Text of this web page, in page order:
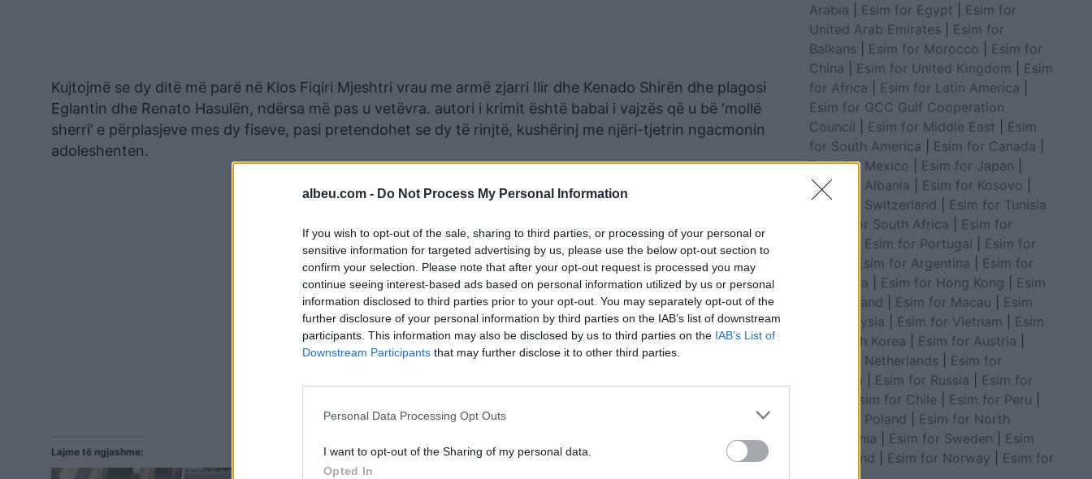
albeu.com - Do Not Process My Personal Information
If you wish to opt-out of the sale, sharing to third parties, or processing of your personal or
sensitive information for targeted advertising by us, please use the below opt-out section to
confirm your selection. Please note that after your opt-out request is processed you may
continue seeing interest-based ads based on personal information utilized by us or personal
information disclosed to third parties prior to your opt-out. You may separately opt-out of the
further disclosure of your personal information by third parties on the IAB’s list of downstream
participants. This information may also be disclosed by us to third parties on the IAB’s List of
Downstream Participants that may further disclose it to other third parties.
Personal Data Processing Opt Outs
I want to opt-out of the Sharing of my personal data.
Opted In
Kujtojmë se dy ditë më parë në Klos Fiqiri Mjeshtri vrau me armë zjarri Ilir dhe Kenado Shirën dhe plagosi
Eglantin dhe Renato Hasulën, ndërsa më pas u vetëvra. autori i krimit është babai i vajzës që u bë ‘mollë
sherri’ e përplasjeve mes dy fiseve, pasi pretendohet se dy të rinjtë, kushërinj me njëri-tjetrin ngacmonin
adoleshenten.
Lajme të ngjashme:
Arabia
Esim for Egypt
Esim for
United Arab Emirates
Esim for
Balkans
Esim for Morocco
Esim for
China
Esim for United Kingdom
Esim
for Africa
Esim for Latin America
Esim for GCC Gulf Cooperation
Council
Esim for Middle East
Esim
for South America
Esim for Canada
Esim for Mexico
Esim for Japan
Esim for Albania
Esim for Kosovo
Esim for Switzerland
Esim for Tunisia
Esim for South Africa
Esim for
Esim for Portugal
Esim for
Esim for Argentina
Esim for
Colombia
Esim for Hong Kong
Esim
for Thailand
Esim for Macau
Esim
for Malaysia
Esim for Vietnam
Esim
for South Korea
Esim for Austria
Esim for Netherlands
Esim for
Australia
Esim for Russia
Esim for
Esim for Chile Esim for Peru
Esim for Poland
Esim for North
Macedonia
Esim for Sweden
Esim
for Finland
Esim for Norway
Esim for